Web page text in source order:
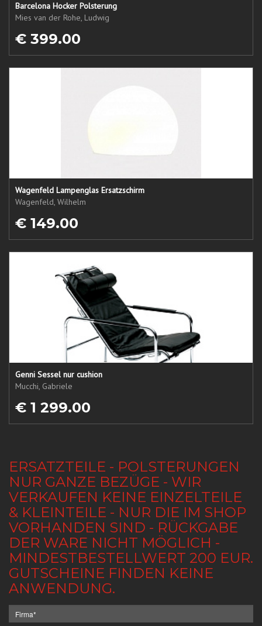
Barcelona Hocker Polsterung
Mies van der Rohe, Ludwig
€ 399.00
Wagenfeld Lampenglas Ersatzschirm
Wagenfeld, Wilhelm
€ 149.00
Genni Sessel nur cushion
Mucchi, Gabriele
€ 1 299.00
ERSATZTEILE - POLSTERUNGEN
NUR GANZE BEZÜGE - WIR
VERKAUFEN KEINE EINZELTEILE
& KLEINTEILE - NUR DIE IM SHOP
VORHANDEN SIND - RÜCKGABE
DER WARE NICHT MÖGLICH -
MINDESTBESTELLWERT 200 EUR.
GUTSCHEINE FINDEN KEINE
ANWENDUNG.